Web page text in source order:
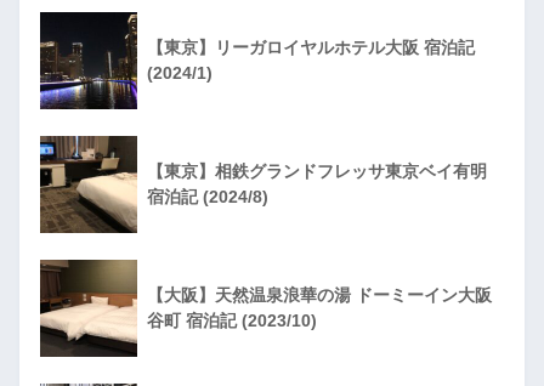
【東京】リーガロイヤルホテル大阪 宿泊記
(2024/1)
【東京】相鉄グランドフレッサ東京ベイ有明
宿泊記 (2024/8)
【大阪】天然温泉浪華の湯 ドーミーイン大阪
谷町 宿泊記 (2023/10)